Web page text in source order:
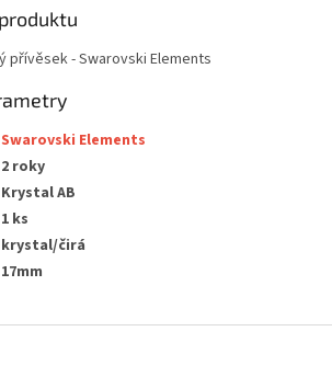
přívěsek - Swarovski Elements
Swarovski Elements
2 roky
Krystal AB
1 ks
krystal/čirá
17mm